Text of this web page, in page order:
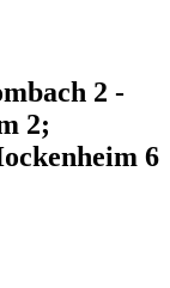
2 -
2;
6